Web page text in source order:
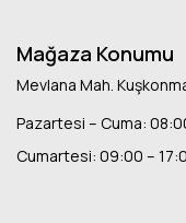
Mağaza Konumu
Mevlana Mah.
Pazartesi – Cuma:
Cumartesi: 09:00 –